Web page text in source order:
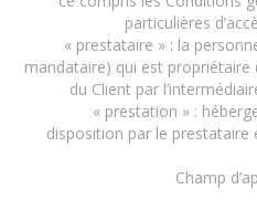
particulières
« prestataire » : la
mandataire) qui est
du Client par
« prestation » :
disposition par le prestataire
Champ